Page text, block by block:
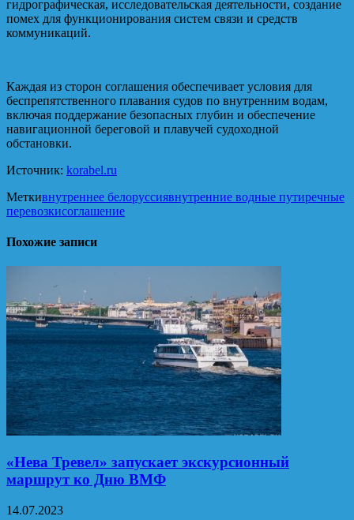
гидрографическая, исследовательская деятельности, создание
помех для функционирования систем связи и средств
коммуникаций.
Каждая из сторон соглашения обеспечивает условия для
беспрепятственного плавания судов по внутренним водам,
включая поддержание безопасных глубин и обеспечение
навигационной береговой и плавучей судоходной
обстановки.
Источник: korabel.ru
Меткивнутреннее белоруссиявнутренние водные путиречные
перевозкисоглашение
Похожие записи
«Нева Тревел» запускает экскурсионный
маршрут ко Дню ВМФ
14.07.2023